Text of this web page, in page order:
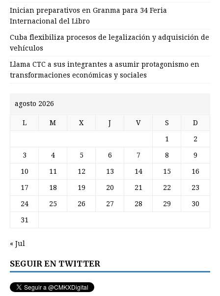
Inician preparativos en Granma para 34 Feria
Internacional del Libro
Cuba flexibiliza procesos de legalización y adquisición de
vehículos
Llama CTC a sus integrantes a asumir protagonismo en
transformaciones económicas y sociales
agosto 2026
L M X J V S D
1 2
3 4 5 6 7 8 9
10 11 12 13 14 15 16
17 18 19 20 21 22 23
24 25 26 27 28 29 30
31
« Jul
SEGUIR EN TWITTER